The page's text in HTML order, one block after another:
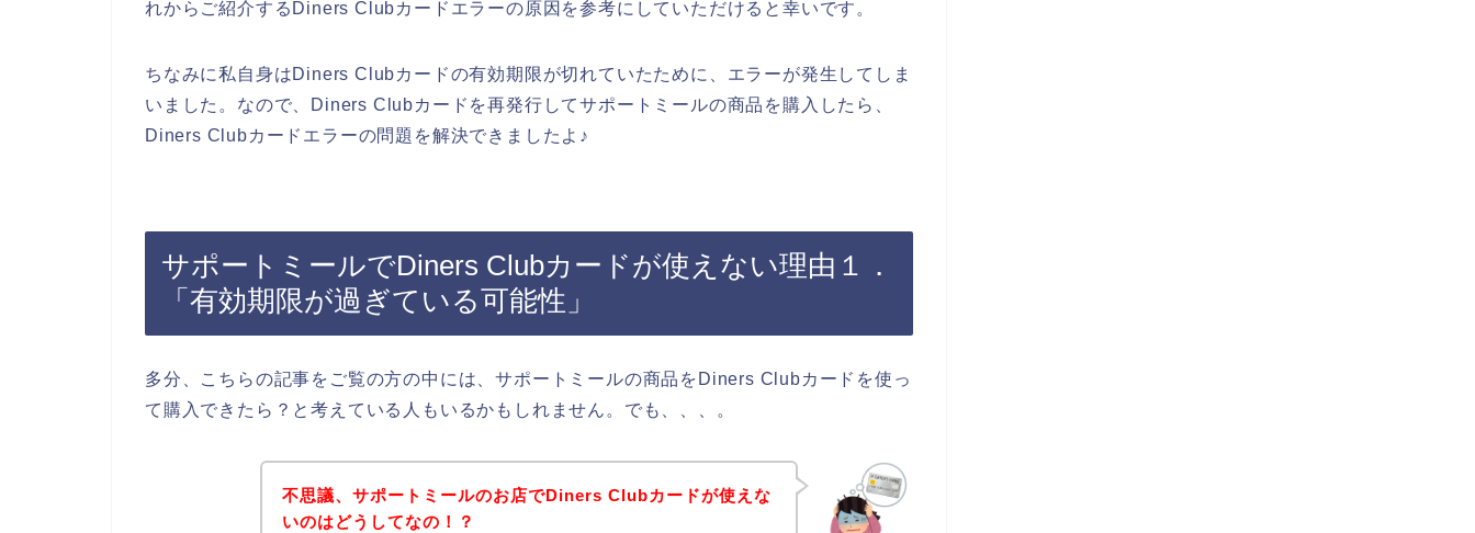
れからご紹介するDiners Clubカードエラーの原因を参考にしていただけると幸いです。
ちなみに私自身はDiners Clubカードの有効期限が切れていたために、エラーが発生してしま
いました。なので、Diners Clubカードを再発行してサポートミールの商品を購入したら、
Diners Clubカードエラーの問題を解決できましたよ♪
サポートミールでDiners Clubカードが使えない理由１．
「有効期限が過ぎている可能性」
多分、こちらの記事をご覧の方の中には、サポートミールの商品をDiners Clubカードを使っ
て購入できたら？と考えている人もいるかもしれません。でも、、、。
不思議、サポートミールのお店でDiners Clubカードが使えな
いのはどうしてなの！？